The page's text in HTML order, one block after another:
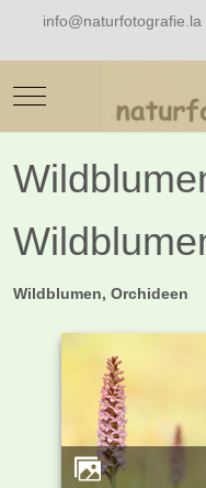
info@naturfotografie.la
Mobile Menu Toggle
Wildblumen, Orchideen